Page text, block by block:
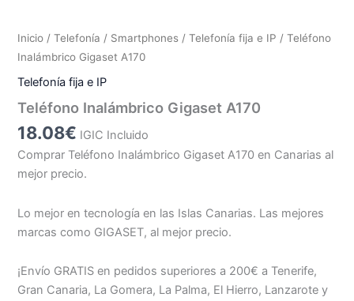
Inicio /Telefonía / Smartphones /Telefonía fija e IP / Teléfono
Inalámbrico Gigaset A170
Telefonía fija e IP
Teléfono Inalámbrico Gigaset A170
18.08€ IGIC Incluido
Comprar Teléfono Inalámbrico Gigaset A170 en Canarias al
mejor precio.
Lo mejor en tecnología en las Islas Canarias. Las mejores
marcas como GIGASET, al mejor precio.
¡Envío GRATIS en pedidos superiores a 200€ a Tenerife,
Gran Canaria, La Gomera, La Palma, El Hierro, Lanzarote y